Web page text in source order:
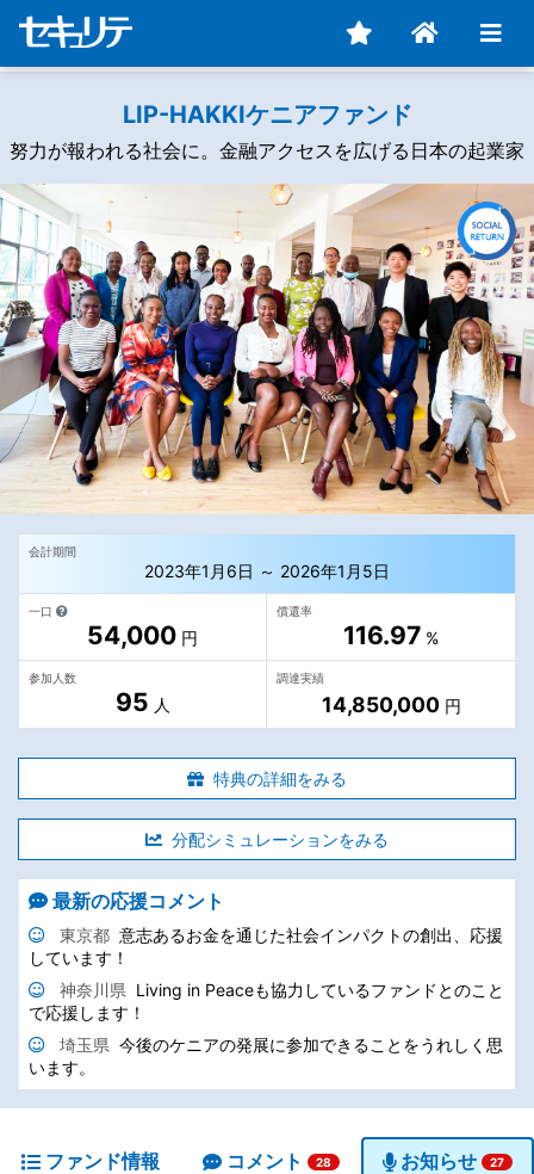
LIP-HAKKIケニアファンド
努力が報われる社会に。金融アクセスを広げる日本の起業家
会計期間
2023年1月6日 ～ 2026年1月5日
一口
54,000 円
償還率
116.97 %
参加人数
95 人
調達実績
14,850,000円
特典の詳細をみる
分配シミュレーションをみる
最新の応援コメント
東京都 意志あるお金を通じた社会インパクトの創出、応援
しています！
神奈川県 Living in Peaceも協力しているファンドとのこと
で応援します！
埼玉県 今後のケニアの発展に参加できることをうれしく思
います。
ファンド情報 コメント 28 お知らせ 27